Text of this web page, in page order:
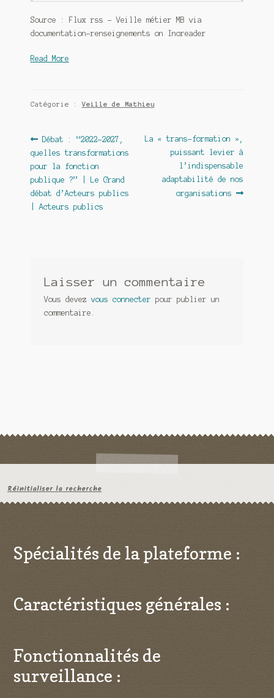
Source : Flux rss – Veille métier MB via
documentation-renseignements on Inoreader
Read More
Catégorie :Veille de Mathieu
Navigation
de
l’article
Article
précédent :
Débat : “2022-2027,
quelles transformations
pour la fonction
publique ?” | Le Grand
débat d’Acteurs publics
| Acteurs publics
Article
suivant :
La « trans-formation »,
puissant levier à
l’indispensable
adaptabilité de nos
organisations
Laisser un commentaire
Vous devez vous connecter pour publier un
commentaire.
Réinitialiser la recherche
Spécialités de la plateforme :
Caractéristiques générales :
Fonctionnalités de
surveillance :